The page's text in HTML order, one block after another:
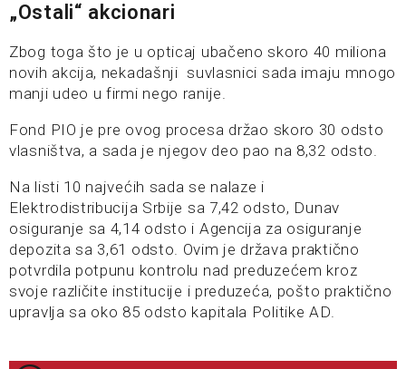
„Ostali“ akcionari
Zbog toga što je u opticaj ubačeno skoro 40 miliona
novih akcija, nekadašnji suvlasnici sada imaju mnogo
manji udeo u firmi nego ranije.
Fond PIO je pre ovog procesa držao skoro 30 odsto
vlasništva, a sada je njegov deo pao na 8,32 odsto.
Na listi 10 najvećih sada se nalaze i
Elektrodistribucija Srbije sa 7,42 odsto, Dunav
osiguranje sa 4,14 odsto i Agencija za osiguranje
depozita sa 3,61 odsto. Ovim je država praktično
potvrdila potpunu kontrolu nad preduzećem kroz
svoje različite institucije i preduzeća, pošto praktično
upravlja sa oko 85 odsto kapitala Politike AD.